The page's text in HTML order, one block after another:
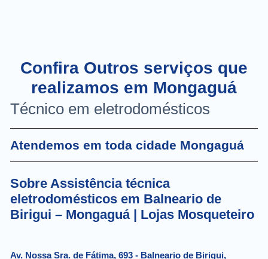
Confira Outros serviços que
realizamos em Mongaguá
Técnico em eletrodomésticos
Atendemos em toda cidade Mongaguá
Sobre Assistência técnica
eletrodomésticos em Balneario de
Birigui – Mongaguá | Lojas Mosqueteiro
Av. Nossa Sra. de Fátima, 693 - Balneario de Birigui,